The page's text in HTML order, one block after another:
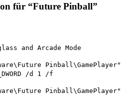
für “Future Pinball”
and Arcade Mode
Pinball\GamePlayer"
/d 1 /f
Pinball\GamePlayer"